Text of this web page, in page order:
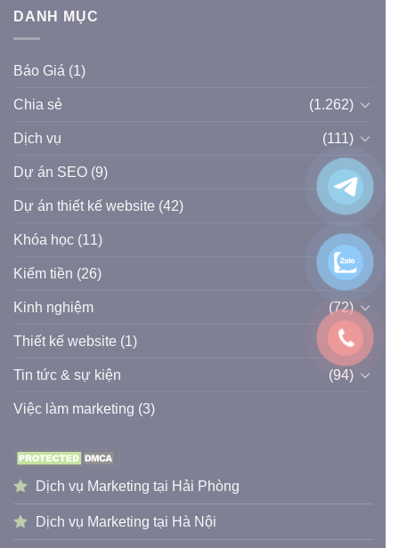
DANH MỤC
Báo Giá (1)
Chia sẻ (1.262)
Dịch vụ (111)
Dự án SEO (9)
Dự án thiết kế website (42)
Khóa học (11)
Kiếm tiền (26)
Kinh nghiệm (72)
Thiết kế website (1)
Tin tức & sự kiện (94)
Việc làm marketing (3)
Dịch vụ Marketing tại Hải Phòng
Dịch vụ Marketing tại Hà Nội